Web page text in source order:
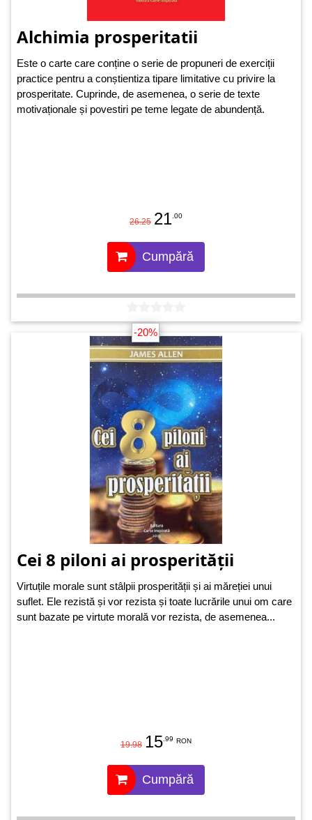
Alchimia prosperitatii
Este o carte care conține o serie de propuneri de exerciții
practice pentru a conștientiza tipare limitative cu privire la
prosperitate. Cuprinde, de asemenea, o serie de texte
motivaționale și povestiri pe teme legate de abundență.
26.25 21 .00
Cumpără
-20%
Cei 8 piloni ai prosperității
Virtuțile morale sunt stâlpii prosperității și ai măreției unui
suflet. Ele rezistă și vor rezista și toate lucrările unui om care
sunt bazate pe virtute morală vor rezista, de asemenea...
19.98 15 .99 RON
Cumpără